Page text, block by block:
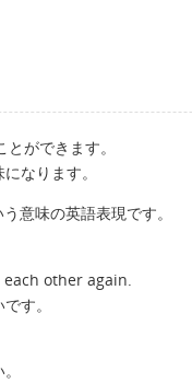
ができます。
なります。
意味の英語表現です。
other again.
す。